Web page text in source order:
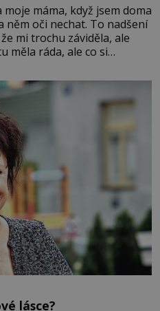
máma, když jsem doma
oči nechat. To nadšení
mi trochu záviděla, ale
měla ráda, ale co si
byla jiná doba, když
lásce?